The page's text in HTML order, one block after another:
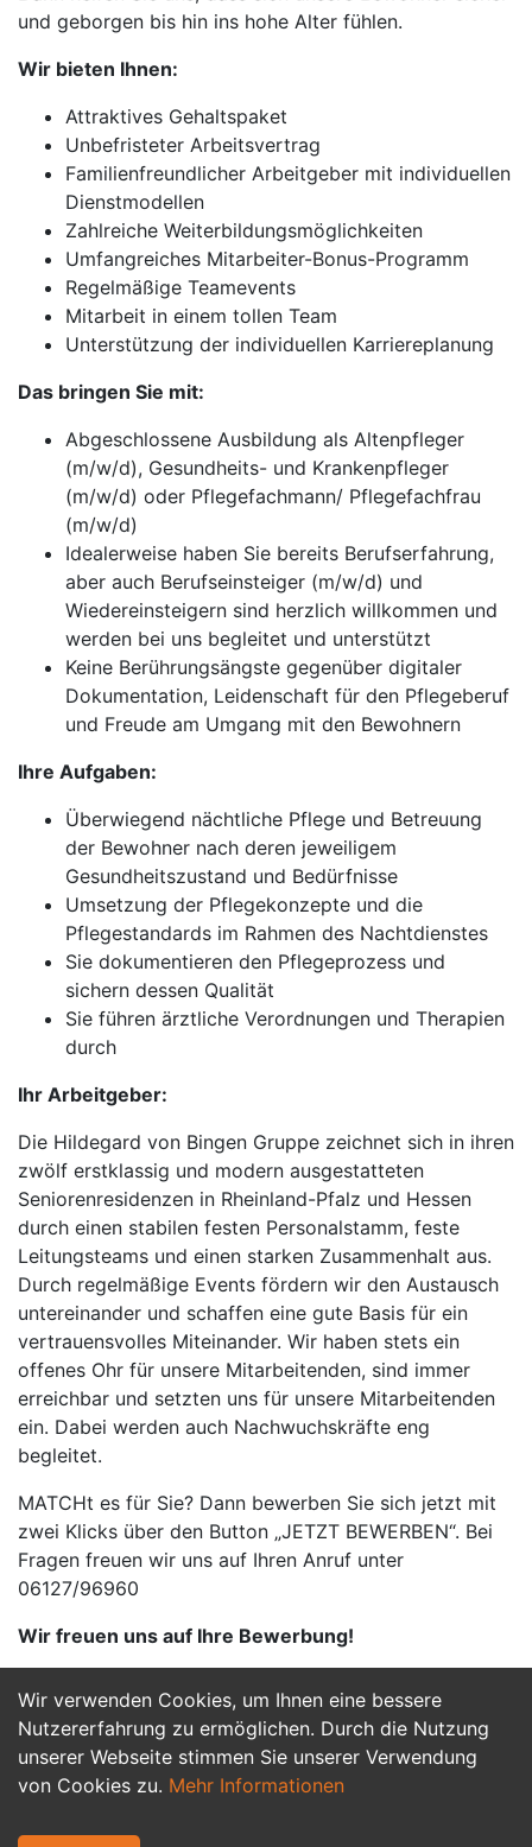
Wir verwenden Cookies, um Ihnen eine bessere
Nutzererfahrung zu ermöglichen. Durch die Nutzung
unserer Webseite stimmen Sie unserer Verwendung
von Cookies zu. Mehr Informationen
und geborgen bis hin ins hohe Alter fühlen.
Wir bieten Ihnen:
Attraktives Gehaltspaket
Unbefristeter Arbeitsvertrag
Familienfreundlicher Arbeitgeber mit individuellen
Dienstmodellen
Zahlreiche Weiterbildungsmöglichkeiten
Umfangreiches Mitarbeiter-Bonus-Programm
Regelmäßige Teamevents
Mitarbeit in einem tollen Team
Unterstützung der individuellen Karriereplanung
Das bringen Sie mit:
Abgeschlossene Ausbildung als Altenpfleger
(m/w/d), Gesundheits- und Krankenpfleger
(m/w/d) oder Pflegefachmann/ Pflegefachfrau
(m/w/d)
Idealerweise haben Sie bereits Berufserfahrung,
aber auch Berufseinsteiger (m/w/d) und
Wiedereinsteigern sind herzlich willkommen und
werden bei uns begleitet und unterstützt
Keine Berührungsängste gegenüber digitaler
Dokumentation, Leidenschaft für den Pflegeberuf
und Freude am Umgang mit den Bewohnern
Ihre Aufgaben:
Überwiegend nächtliche Pflege und Betreuung
der Bewohner nach deren jeweiligem
Gesundheitszustand und Bedürfnisse
Umsetzung der Pflegekonzepte und die
Pflegestandards im Rahmen des Nachtdienstes
Sie dokumentieren den Pflegeprozess und
sichern dessen Qualität
Sie führen ärztliche Verordnungen und Therapien
durch
Ihr Arbeitgeber:
Die Hildegard von Bingen Gruppe zeichnet sich in ihren
zwölf erstklassig und modern ausgestatteten
Seniorenresidenzen in Rheinland-Pfalz und Hessen
durch einen stabilen festen Personalstamm, feste
Leitungsteams und einen starken Zusammenhalt aus.
Durch regelmäßige Events fördern wir den Austausch
untereinander und schaffen eine gute Basis für ein
vertrauensvolles Miteinander. Wir haben stets ein
offenes Ohr für unsere Mitarbeitenden, sind immer
erreichbar und setzten uns für unsere Mitarbeitenden
ein. Dabei werden auch Nachwuchskräfte eng
begleitet.
MATCHt es für Sie? Dann bewerben Sie sich jetzt mit
zwei Klicks über den Button „JETZT BEWERBEN“. Bei
Fragen freuen wir uns auf Ihren Anruf unter
06127/96960
Wir freuen uns auf Ihre Bewerbung!
Jetzt Bewerben